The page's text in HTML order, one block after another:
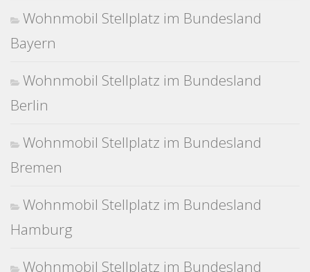
Wohnmobil Stellplatz im Bundesland
Bayern
Wohnmobil Stellplatz im Bundesland
Berlin
Wohnmobil Stellplatz im Bundesland
Bremen
Wohnmobil Stellplatz im Bundesland
Hamburg
Wohnmobil Stellplatz im Bundesland